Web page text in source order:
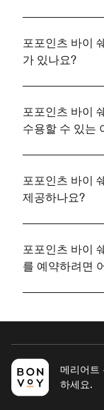
포포인츠 바이
가 있나요?
포포인츠 바이
수용할 수 있는
포포인츠 바이
제공하나요?
포포인츠 바이
를 예약하려면
메리어트
하세요.